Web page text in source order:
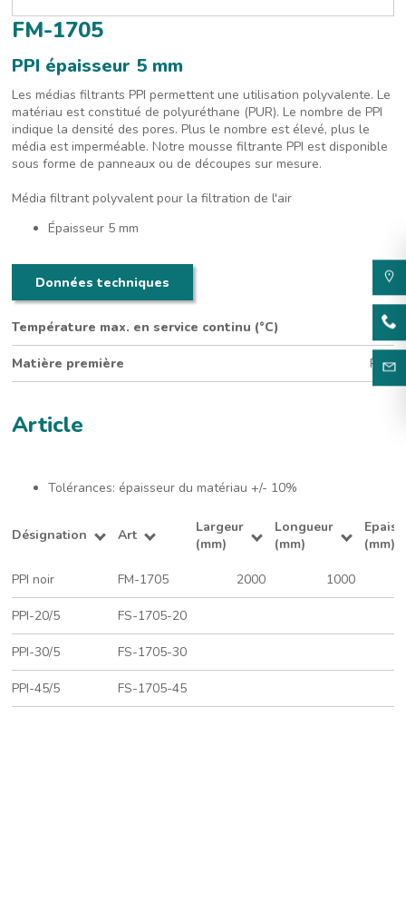
FM-1705
PPI épaisseur 5 mm
Les médias filtrants PPI permettent une utilisation polyvalente. Le
matériau est constitué de polyuréthane (PUR). Le nombre de PPI
indique la densité des pores. Plus le nombre est élevé, plus le
média est imperméable. Notre mousse filtrante PPI est disponible
sous forme de panneaux ou de découpes sur mesure.
Média filtrant polyvalent pour la filtration de l'air
Épaisseur 5 mm
Données techniques
Température max. en service continu (°C) 100
Matière première PUR
Article
Tolérances: épaisseur du matériau +/- 10%
Désignation Art
Largeur
(mm)
Longueur
(mm)
(mm)
PPI noir FM-1705 2000 1000
PPI-20/5 FS-1705-20
PPI-30/5 FS-1705-30
PPI-45/5 FS-1705-45